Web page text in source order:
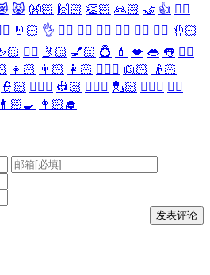
😾 👐🏻 🙌🏻 👏🏻 🙏🏻 🤝 👍 👎🏻
🤘🏻 👌 👈🏻 👉🏻 👆🏻 👇🏻 ☝🏻 ✋🏻 🤚🏻
✍🏻 🤳🏻 💅🏻 💍 💄 💋 👄 👅 👂🏻
👧🏻 👨🏻 👩🏻 👱🏻‍♀️ 👱🏻
👴🏻
👮🏻 👷🏻‍♀️ 👷🏻 💂🏻‍♀️ 💂🏻 🕵🏻‍♀️ 🕵🏻
👨🏻‍🍳 👩🏻‍🎓